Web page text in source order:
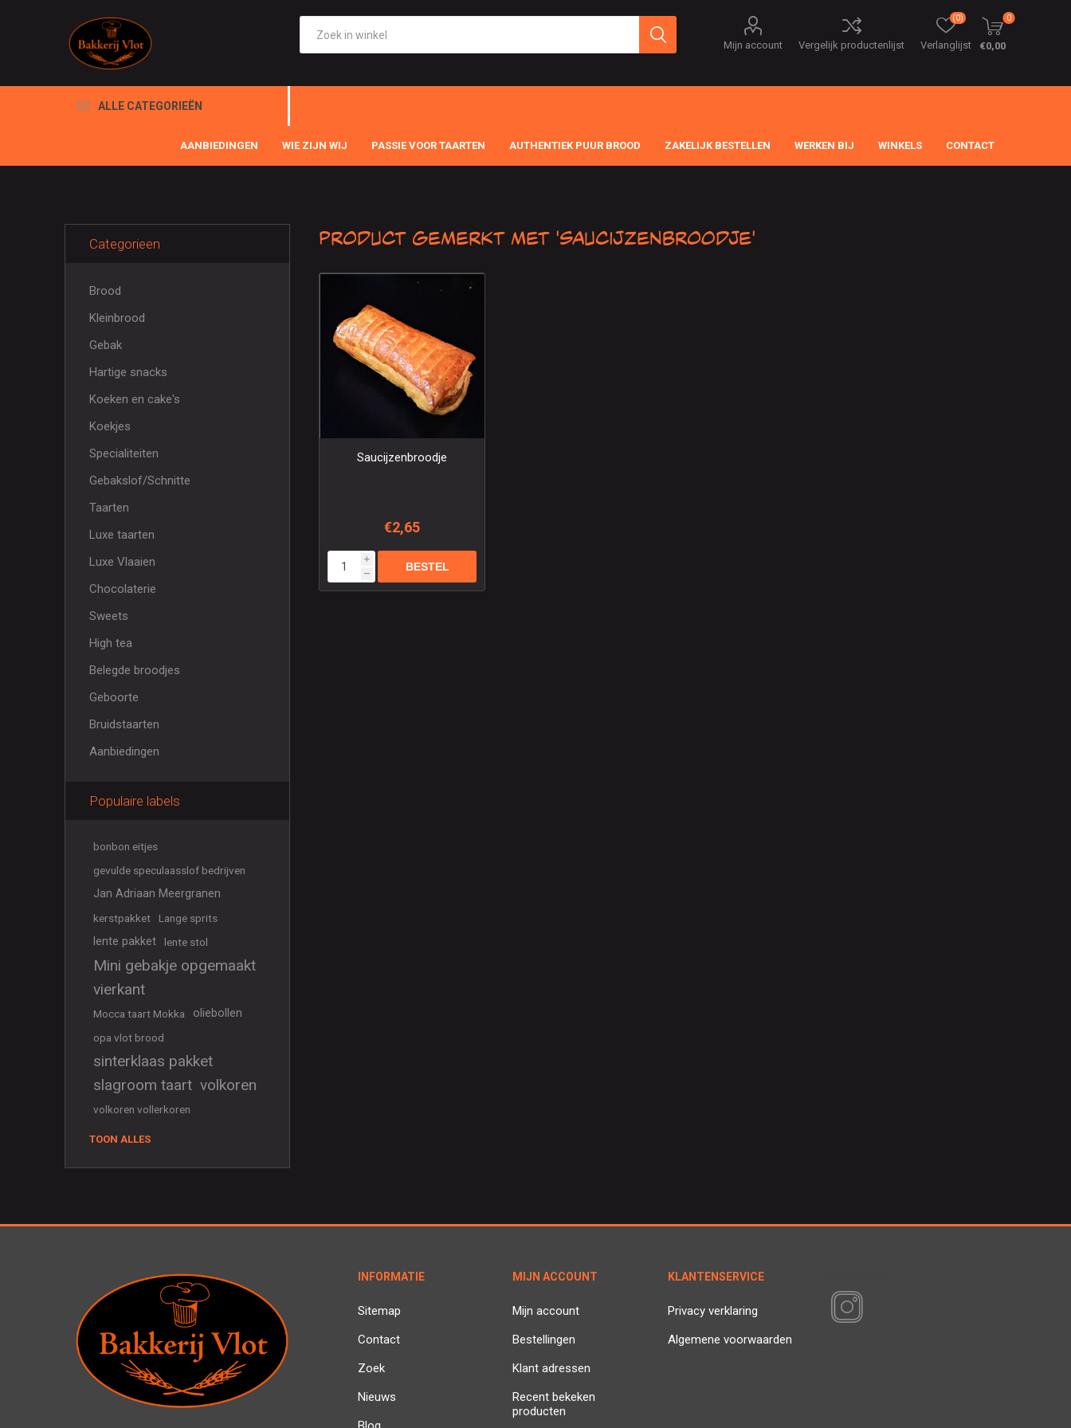
Mijn account Vergelijk productenlijst Verlanglijst
(0) 0
€0,00
ALLE CATEGORIEËN
AANBIEDINGEN WIE ZIJN WIJ PASSIE VOOR TAARTEN AUTHENTIEK PUUR BROOD ZAKELIJK BESTELLEN WERKEN BIJ WINKELS CONTACT
Product gemerkt met 'Saucijzenbroodje'
Saucijzenbroodje
€2,65
i
h
Categorieen
Brood
Kleinbrood
Gebak
Hartige snacks
Koeken en cake's
Koekjes
Specialiteiten
Gebakslof/Schnitte
Taarten
Luxe taarten
Luxe Vlaaien
Chocolaterie
Sweets
High tea
Belegde broodjes
Geboorte
Bruidstaarten
Aanbiedingen
Populaire labels
bonbon eitjes
gevulde speculaasslof bedrijven
Jan Adriaan Meergranen
kerstpakket Lange sprits
lente pakket lente stol
Mini gebakje opgemaakt
vierkant
Mocca taart Mokka oliebollen
opa vlot brood
sinterklaas pakket
slagroom taart volkoren
volkoren vollerkoren
TOON ALLES
INFORMATIE
Sitemap
Contact
Zoek
Nieuws
MIJN ACCOUNT
Mijn account
Bestellingen
Klant adressen
Recent bekeken
producten
KLANTENSERVICE
Privacy verklaring
Algemene voorwaarden